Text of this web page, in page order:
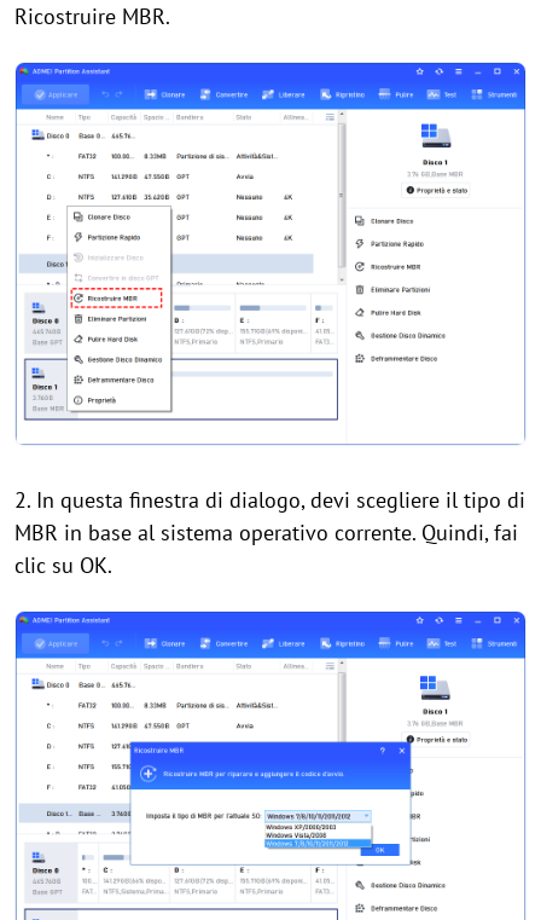
Ricostruire MBR.
2. In questa finestra di dialogo, devi scegliere il tipo di
MBR in base al sistema operativo corrente. Quindi, fai
clic su OK.